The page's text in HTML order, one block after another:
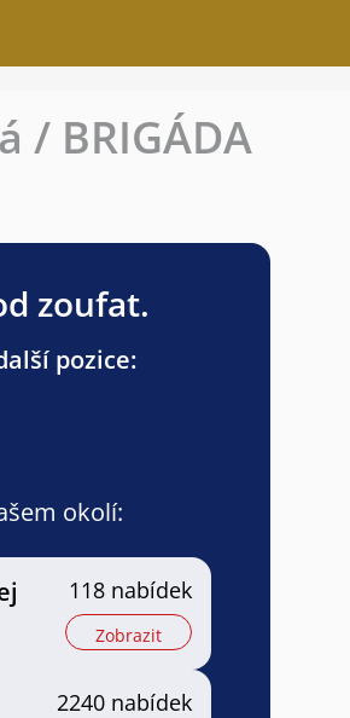
/ BRIGÁDA
zoufat.
pozice:
okolí:
118 nabídek
Zobrazit
2240 nabídek